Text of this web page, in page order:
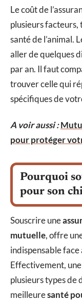
Le coût de
plusieurs facteurs,
santé de l’animal.
aller de quelques
par an. Il faut
trouver celle qui
spécifiques de
A voir aussi :
pour protéger
Pourquoi
pour son
Souscrire une
mutuelle, offre
indispensable
Effectivement, une
plusieurs types de
meilleuresanté